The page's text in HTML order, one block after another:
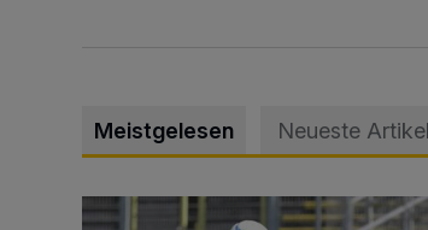
Meistgelesen Neueste Artikel
WSV: Übertragung im Barmer Bahnhof